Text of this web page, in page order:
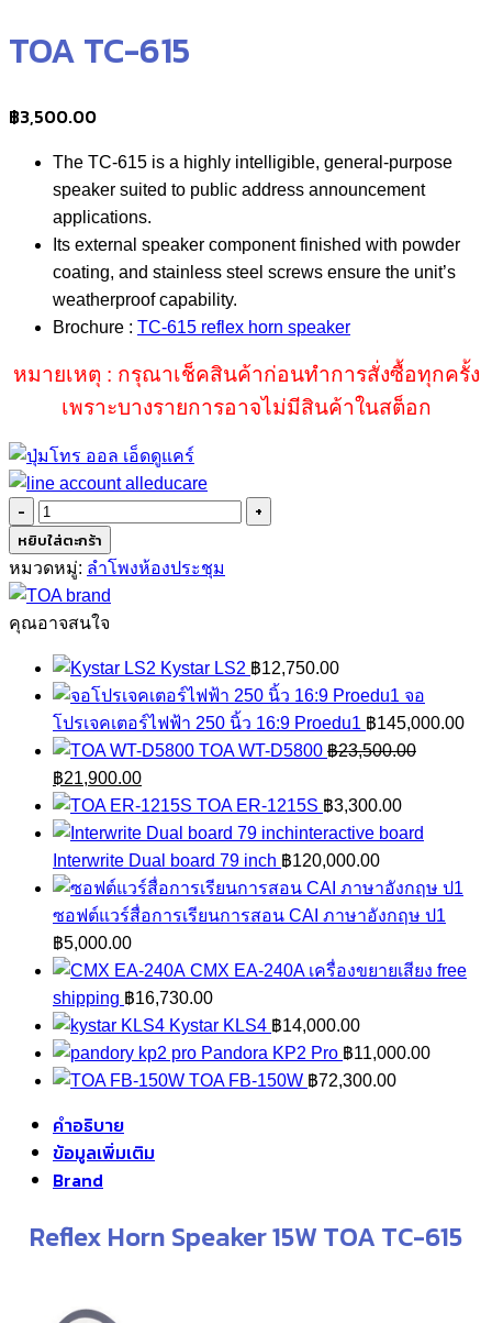
TOA TC-615
฿3,500.00
The TC-615 is a highly intelligible, general-purpose
speaker suited to public address announcement
applications.
Its external speaker component finished with powder
coating, and stainless steel screws ensure the unit’s
weatherproof capability.
Brochure : TC-615 reflex horn speaker
หมายเหตุ : กรุณาเช็คสินค้าก่อนทำการสั่งซื้อทุกครั้ง
เพราะบางรายการอาจไม่มีสินค้าในสต็อก
จำนวน
TOA
TC-
615
ชิ้น
หยิบใส่ตะกร้า
หมวดหมู่: ลำโพงห้องประชุม
คุณอาจสนใจ
Kystar LS2 ฿12,750.00
จอ
โปรเจคเตอร์ไฟฟ้า 250 นิ้ว 16:9 Proedu1 ฿145,000.00
TOA WT-D5800 ฿23,500.00
Original
price
was:
฿23,500.00.
฿21,900.00Current
price
is:
฿21,900.00.
TOA ER-1215S ฿3,300.00
Interwrite Dual board 79 inch ฿120,000.00
ซอฟต์แวร์สื่อการเรียนการสอน CAI ภาษาอังกฤษ ป1
฿5,000.00
CMX EA-240A เครื่องขยายเสียง free
shipping ฿16,730.00
Kystar KLS4 ฿14,000.00
Pandora KP2 Pro ฿11,000.00
TOA FB-150W ฿72,300.00
คำอธิบาย
ข้อมูลเพิ่มเติม
Brand
Reflex Horn Speaker 15W TOA TC-615